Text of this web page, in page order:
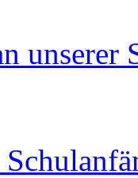
unserer